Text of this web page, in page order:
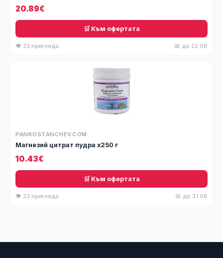
20.89€
🛒 Към офертата
👁 33 прегледа 📅 до 22.08
PANKOSTANCHEV.COM
Магнезий цитрат пудра х250 г
10.43€
🛒 Към офертата
👁 23 прегледа 📅 до 31.08